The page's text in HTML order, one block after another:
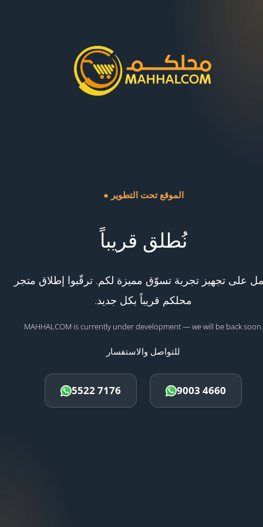
● الموقع تحت التطوير
نُطلق قريباً
على تجهيز تجربة تسوّق مميزة لكم. ترقّبوا إطلاق متجر
محلكم قريباً بكل جديد.
MAHHALCOM is currently under development — we will be back soon.
للتواصل والاستفسار
5522 7176 9003 4660